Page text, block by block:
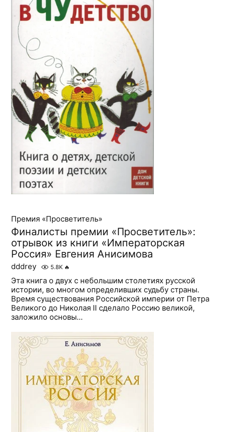
Премия «Просветитель»
Финалисты премии «Просветитель»:
отрывок из книги «Императорская
Россия» Евгения Анисимова
dddrey 5.8K 🔥
Эта книга о двух с небольшим столетиях русской
истории, во многом определивших судьбу страны.
Время существования Российской империи от Петра
Великого до Николая II сделало Россию великой,
заложило основы...